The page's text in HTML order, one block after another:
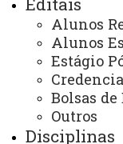
Alunos
Alunos
Estágio
Bolsas de
Outros
Disciplinas
que vem
2024. O PPZ
como de
extrema
o
possam gerar